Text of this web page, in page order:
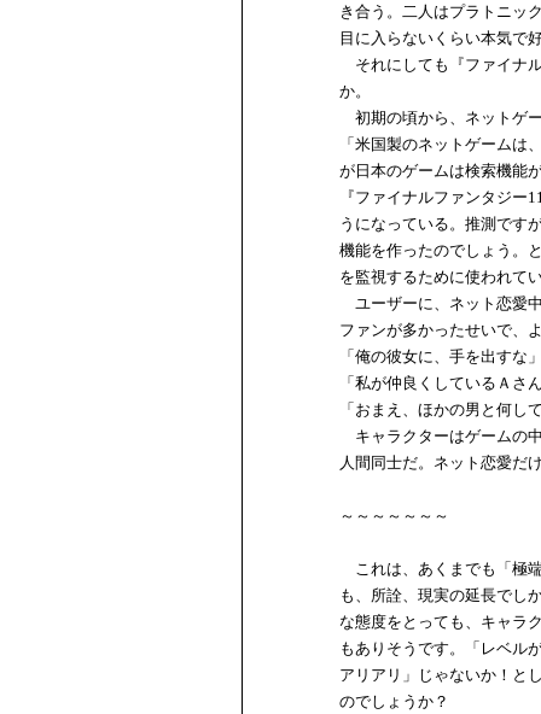
き合う。二人はプラトニッ
目に入らないくらい本気で
それにしても『ファイナ
か。
初期の頃から、ネットゲ
「米国製のネットゲーム
が日本のゲームは検索機能
『ファイナルファンタジ
うになっている。推測です
機能を作ったのでしょう。
を監視するために使われて
ユーザーに、ネット恋愛
ファンが多かったせいで、
「俺の彼女に、手を出すな
「私が仲良くしているＡさ
「おまえ、ほかの男と何し
キャラクターはゲームの
人間同士だ。ネット恋愛だ
～～～～～～～
これは、あくまでも「極
も、所詮、現実の延長でし
な態度をとっても、キャラ
もありそうです。「レベル
アリアリ」じゃないか！と
のでしょうか？